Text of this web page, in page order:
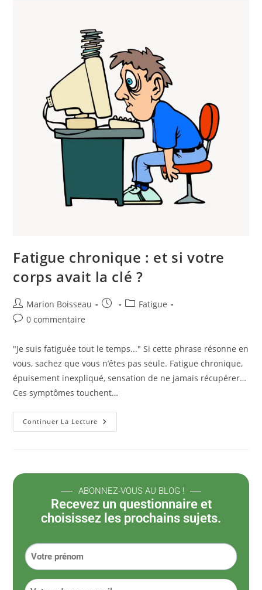
Fatigue chronique : et si votre
corps avait la clé ?
Marion Boisseau
Fatigue
0 commentaire
"Je suis fatiguée tout le temps..." Si cette phrase résonne en
vous, sachez que vous n’êtes pas seule. Fatigue chronique,
épuisement inexpliqué, sensation de ne jamais récupérer…
Ces symptômes touchent…
Continuer La Lecture
ABONNEZ-VOUS AU BLOG !
Recevez un questionnaire et
choisissez les prochains sujets.